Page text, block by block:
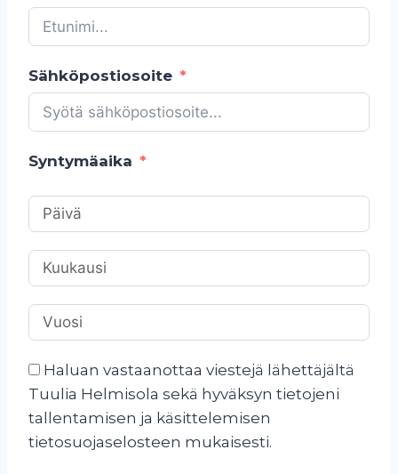
Sähköpostiosoite
Syntymäaika
Haluan vastaanottaa viestejä lähettäjältä
Tuulia Helmisola sekä hyväksyn tietojeni
tallentamisen ja käsittelemisen
tietosuojaselosteen mukaisesti.